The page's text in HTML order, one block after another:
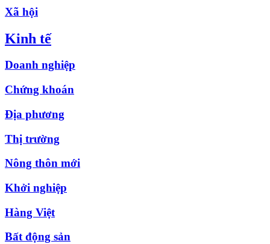
Xã hội
Kinh tế
Doanh nghiệp
Chứng khoán
Địa phương
Thị trường
Nông thôn mới
Khởi nghiệp
Hàng Việt
Bất động sản